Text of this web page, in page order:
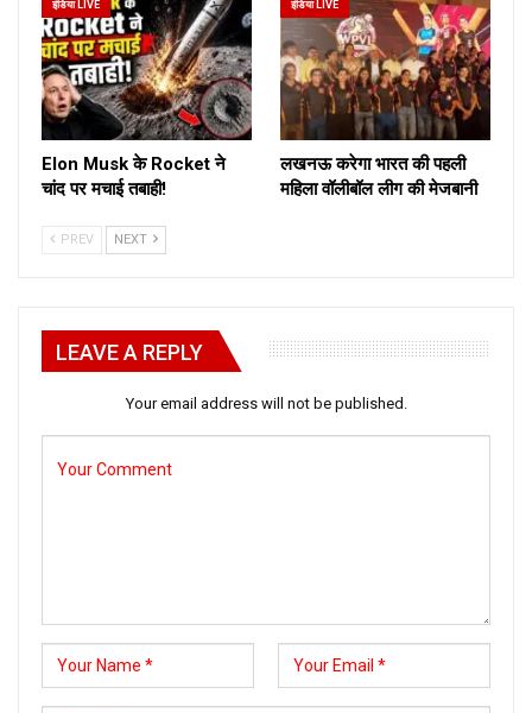
इंडिया LIVE
Elon Musk के Rocket ने
चांद पर मचाई तबाही!
इंडिया LIVE
लखनऊ करेगा भारत की पहली
महिला वॉलीबॉल लीग की मेजबानी
PREV NEXT
LEAVE A REPLY
Your email address will not be published.